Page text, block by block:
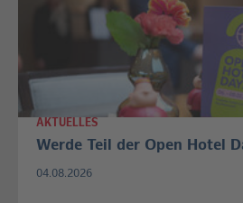
AKTUELLES
Werde Teil der Open Hotel
04.08.2026